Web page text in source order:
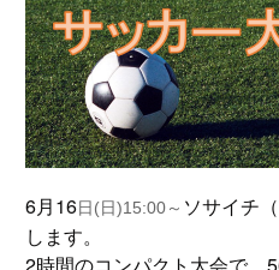
6月16日(日)15:00～ ソサイチ
します。